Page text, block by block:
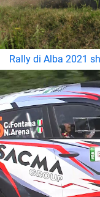
Rally di Alba 2021